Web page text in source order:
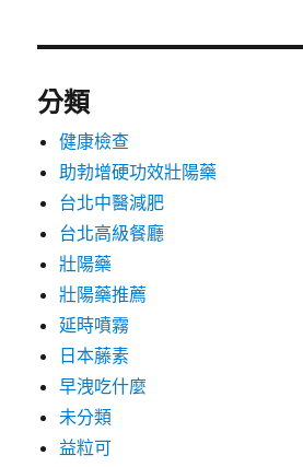
分類
健康檢查
助勃增硬功效壯陽藥
台北中醫減肥
台北高級餐廳
壯陽藥
壯陽藥推薦
延時噴霧
日本藤素
早洩吃什麼
未分類
益粒可